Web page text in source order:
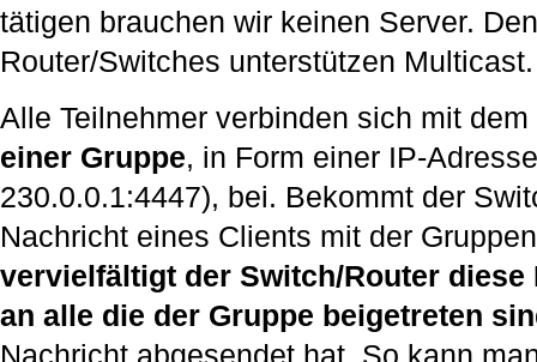
tätigen brauchen wir keinen Server.
Router/Switches unterstützen Multicast.
Alle Teilnehmer verbinden sich mit
einer Gruppe, in Form einer IP-
230.0.0.1:4447), bei. Bekommt der
Nachricht eines Clients mit der
vervielfältigt der Switch/Router diese
an alle die der Gruppe beigetreten
Nachricht abgesendet hat. So kann